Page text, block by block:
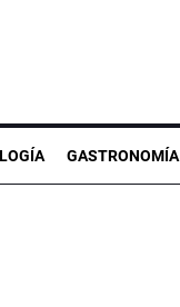
GASTRONOMÍA